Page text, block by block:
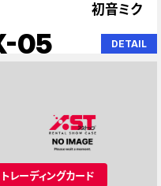
初音ミク
05 DETAIL
トレーディングカード